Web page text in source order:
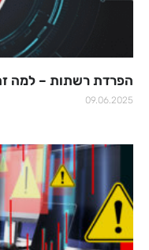
הפרדת רשתות – למה
09.06.2025